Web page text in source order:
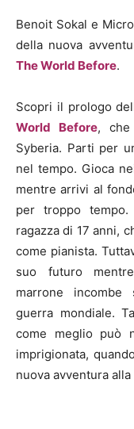
Benoit Sokal e
della nuova
The World Before.
Scopri il prologo
World Before,
Syberia. Parti per
nel tempo. Gioca
mentre arrivi al
per troppo tempo.
ragazza di 17 anni,
come pianista.
suo futuro
marrone incombe
guerra mondiale.
come meglio può
imprigionata,
nuova avventura